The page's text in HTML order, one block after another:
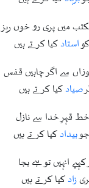
میں پری رو خوں ریز
استادکیا کرتے ہیں
سے اگر چاہیں قفس
صیادکیا کرتے ہیں
قہرِ خدا سے نازل
بیدادکیا کرتے ہیں
انہیں تو ہے بجا
زادکیا کرتے ہیں